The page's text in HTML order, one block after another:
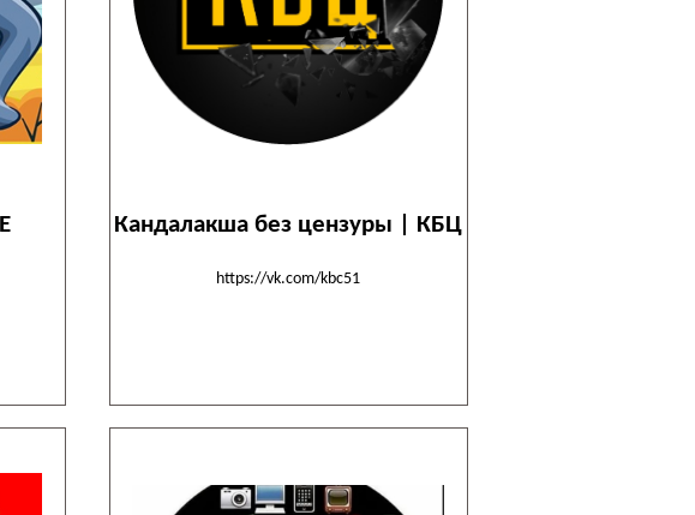
Кандалакша без цензуры | КБЦ
https://vk.com/kbc51